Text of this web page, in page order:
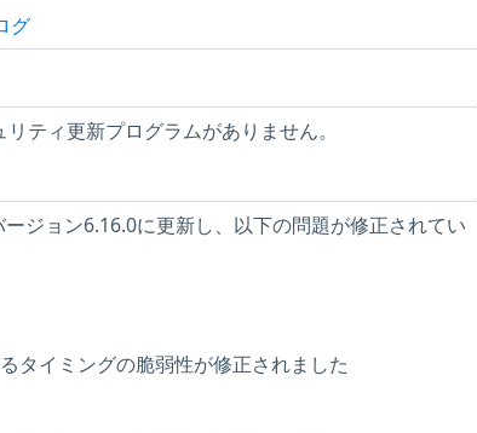
グ
ティ更新プログラムがありません。
ジョン6.16.0に更新し、以下の問題が修正されてい
タイミングの脆弱性が修正されました